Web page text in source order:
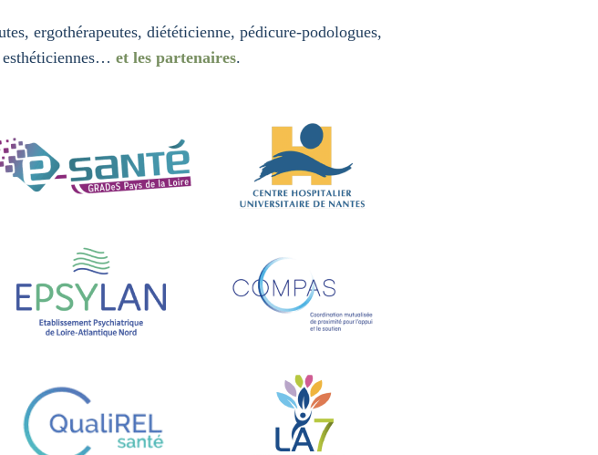
ergothérapeutes, diététicienne, pédicure-podologues,
esthéticiennes… et les partenaires.